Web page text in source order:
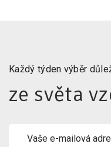
Každý týden výběr
ze světa